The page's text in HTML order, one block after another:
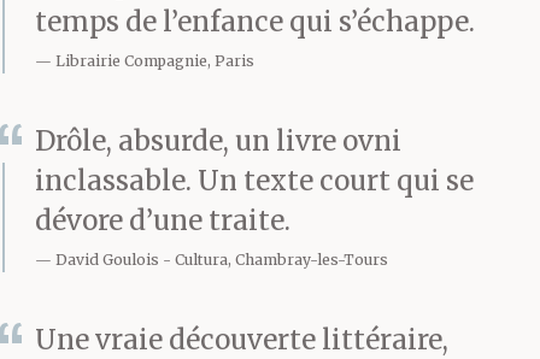
temps de l’enfance qui s’échappe.
Librairie Compagnie, Paris
Drôle, absurde, un livre ovni
inclassable. Un texte court qui se
dévore d’une traite.
David Goulois Cultura, Chambray-les-Tours
Une vraie découverte littéraire,